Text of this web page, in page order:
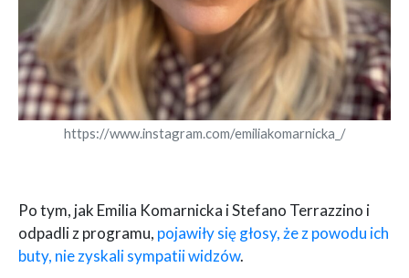
https://www.instagram.com/emiliakomarnicka_/
Po tym, jak Emilia Komarnicka i Stefano Terrazzino i
odpadli z programu, pojawiły się głosy, że z powodu ich
buty, nie zyskali sympatii widzów.